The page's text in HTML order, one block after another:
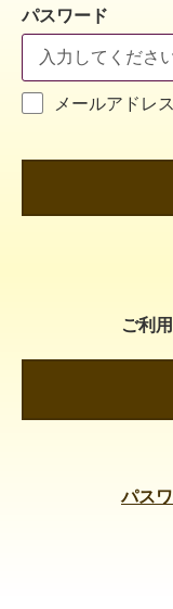
パスワード
メールアドレ
ご利
パス